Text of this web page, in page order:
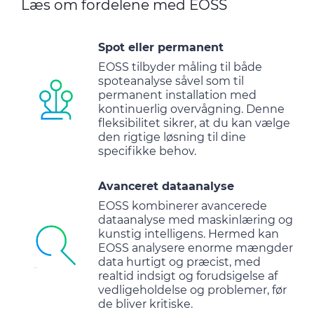
Læs om fordelene med EOSS
Spot eller permanent
EOSS tilbyder måling til både
spoteanalyse såvel som til
permanent installation med
kontinuerlig overvågning. Denne
fleksibilitet sikrer, at du kan vælge
den rigtige løsning til dine
specifikke behov.
Avanceret dataanalyse
EOSS kombinerer avancerede
dataanalyse med maskinlæring og
kunstig intelligens. Hermed kan
EOSS analysere enorme mængder
data hurtigt og præcist, med
realtid indsigt og forudsigelse af
vedligeholdelse og problemer, før
de bliver kritiske.